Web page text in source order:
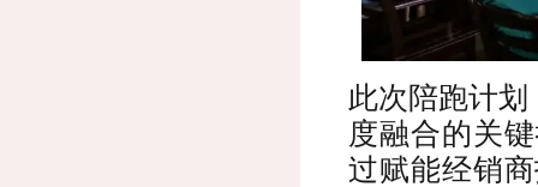
此次陪跑计划
度融合的关
过赋能经销